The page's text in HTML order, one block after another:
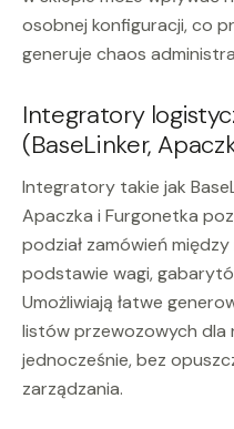
osobnej konfiguracji, co
generuje chaos
Integratory
(BaseLinker,
Integratory takie jak
Apaczka i Furgonetka
podział zamówień
podstawie wagi,
Umożliwiają łatwe
listów przewozowych dla
jednocześnie, bez
zarządzania.